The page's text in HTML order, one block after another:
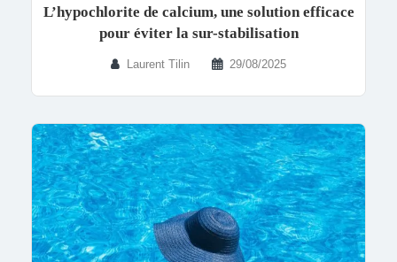
L’hypochlorite de calcium, une solution efficace
pour éviter la sur-stabilisation
Laurent Tilin 29/08/2025